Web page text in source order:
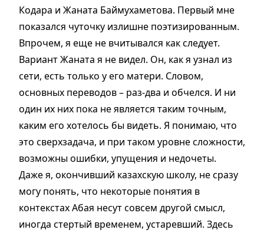
Кодара и Жаната Баймухаметова. Первый мне
показался чуточку излишне поэтизированным.
Впрочем, я еще не вчитывался как следует.
Вариант Жаната я не видел. Он, как я узнал из
сети, есть только у его матери. Словом,
основных переводов – раз-два и обчелся. И ни
один их них пока не является таким точным,
каким его хотелось бы видеть. Я понимаю, что
это сверхзадача, и при таком уровне сложности,
возможны ошибки, упущения и недочеты.
Даже я, окончивший казахскую школу, не сразу
могу понять, что некоторые понятия в
контекстах Абая несут совсем другой смысл,
иногда стертый временем, устаревший. Здесь